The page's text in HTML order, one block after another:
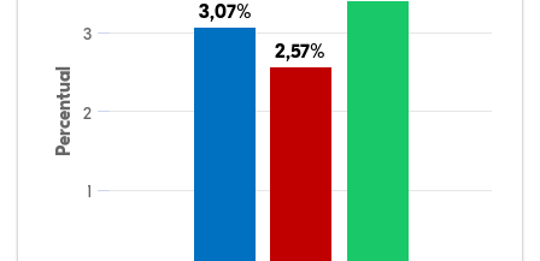
Percentual
3,07%
3,07%
2,57%
2,57%
1
2
3